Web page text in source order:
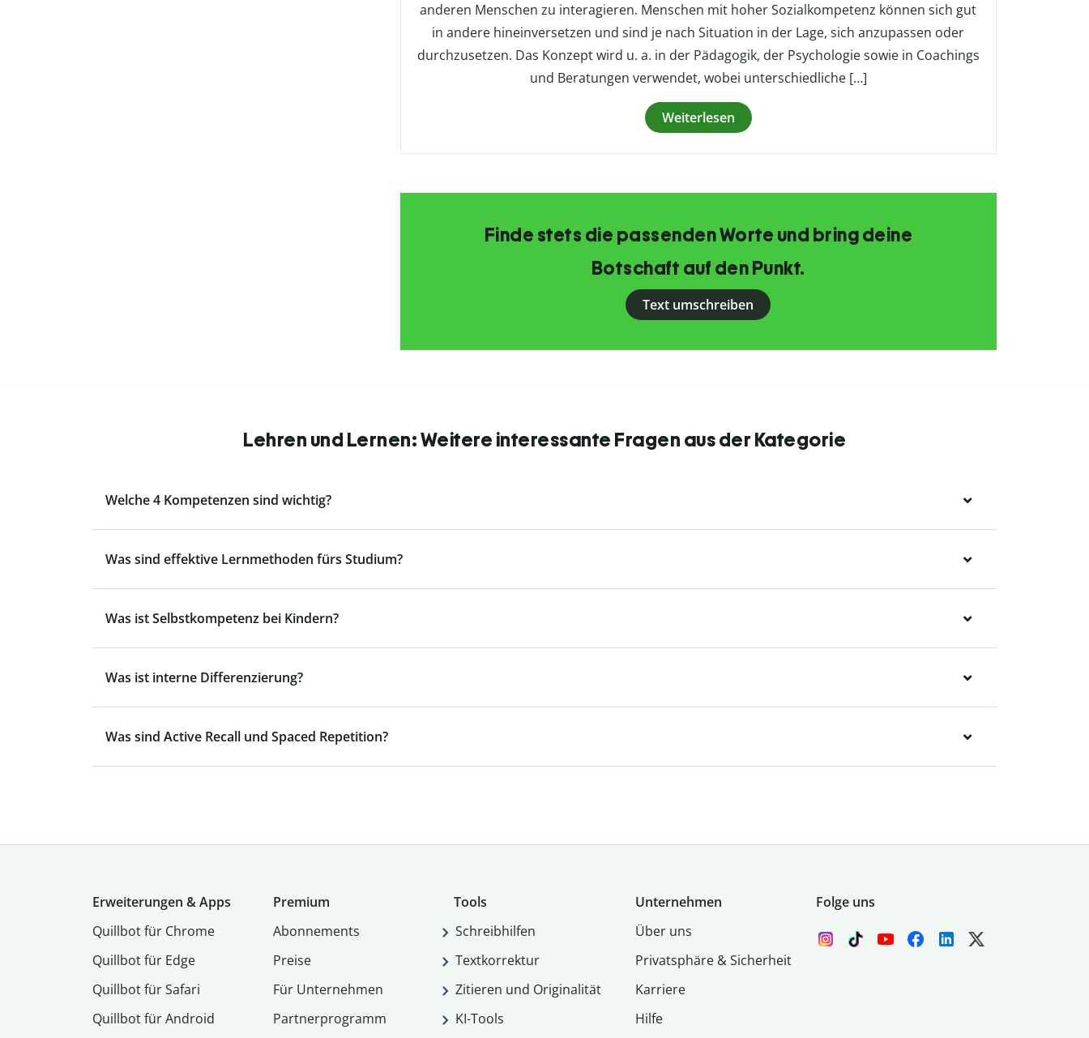
anderen Menschen zu interagieren. Menschen mit hoher Sozialkompetenz können sich gut
in andere hineinversetzen und sind je nach Situation in der Lage, sich anzupassen oder
durchzusetzen. Das Konzept wird u. a. in der Pädagogik, der Psychologie sowie in Coachings
und Beratungen verwendet, wobei unterschiedliche […]
Weiterlesen
Finde stets die passenden Worte und bring deine
Botschaft auf den Punkt.
Text umschreiben
Lehren und Lernen: Weitere interessante Fragen aus der Kategorie
Welche 4 Kompetenzen sind wichtig?
Was sind effektive Lernmethoden fürs Studium?
Was ist Selbstkompetenz bei Kindern?
Was ist interne Differenzierung?
Was sind Active Recall und Spaced Repetition?
Erweiterungen & Apps
Quillbot für Chrome
Quillbot für Edge
Quillbot für Safari
Quillbot für Android
Premium
Abon­ne­ments
Preise
Für Unternehmen
Partnerprogramm
Tools
Schreibhilfen
Textkorrektur
Zitieren und Originalität
KI-Tools
Unternehmen
Über uns
Privatsphäre & Sicherheit
Karriere
Hilfe
Folge uns